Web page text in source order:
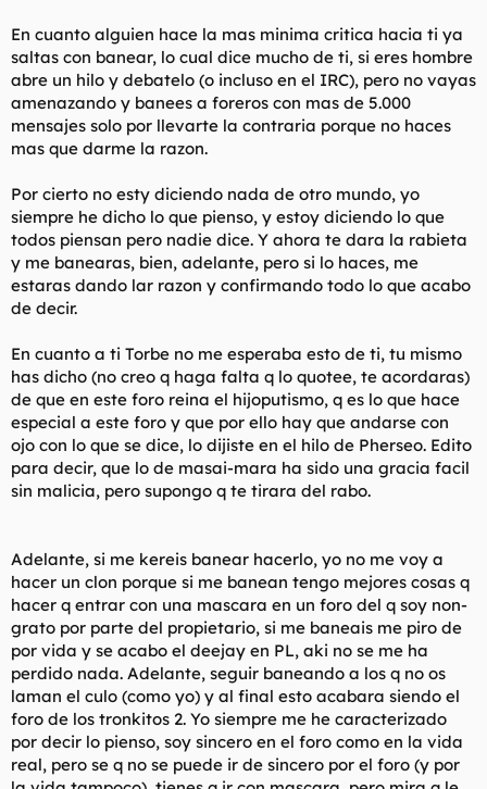
En cuanto alguien hace la mas minima critica hacia ti ya
saltas con banear, lo cual dice mucho de ti, si eres hombre
abre un hilo y debatelo (o incluso en el IRC), pero no vayas
amenazando y banees a foreros con mas de 5.000
mensajes solo por llevarte la contraria porque no haces
mas que darme la razon.
Por cierto no esty diciendo nada de otro mundo, yo
siempre he dicho lo que pienso, y estoy diciendo lo que
todos piensan pero nadie dice. Y ahora te dara la rabieta
y me banearas, bien, adelante, pero si lo haces, me
estaras dando lar razon y confirmando todo lo que acabo
de decir.
En cuanto a ti Torbe no me esperaba esto de ti, tu mismo
has dicho (no creo q haga falta q lo quotee, te acordaras)
de que en este foro reina el hijoputismo, q es lo que hace
especial a este foro y que por ello hay que andarse con
ojo con lo que se dice, lo dijiste en el hilo de Pherseo. Edito
para decir, que lo de masai-mara ha sido una gracia facil
sin malicia, pero supongo q te tirara del rabo.
Adelante, si me kereis banear hacerlo, yo no me voy a
hacer un clon porque si me banean tengo mejores cosas q
hacer q entrar con una mascara en un foro del q soy non-
grato por parte del propietario, si me baneais me piro de
por vida y se acabo el deejay en PL, aki no se me ha
perdido nada. Adelante, seguir baneando a los q no os
laman el culo (como yo) y al final esto acabara siendo el
foro de los tronkitos 2. Yo siempre me he caracterizado
por decir lo pienso, soy sincero en el foro como en la vida
real, pero se q no se puede ir de sincero por el foro (y por